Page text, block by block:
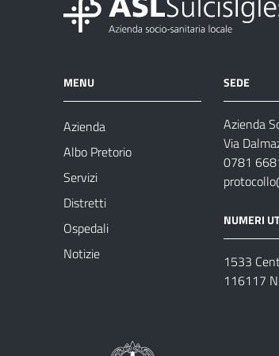
MENU
Azienda
Albo Pretorio
Servizi
Distretti
Ospedali
Notizie
SEDE
Azienda
Via
0781
NUMERI
1533
116117